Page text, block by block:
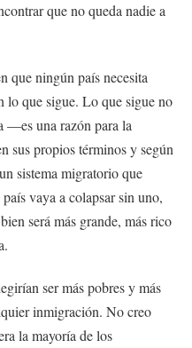
que no queda nadie a
que ningún país necesita
lo que sigue. Lo que sigue no
—es una razón para la
sus propios términos y según
sistema migratorio que
vaya a colapsar sin uno,
será más grande, más rico
ser más pobres y más
inmigración. No creo
la mayoría de los